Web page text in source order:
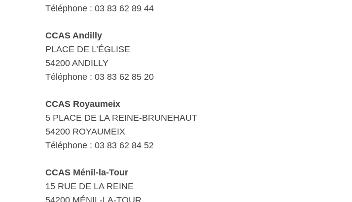
Téléphone : 03 83 62 89 44
CCAS Andilly
PLACE DE L’ÉGLISE
54200 ANDILLY
Téléphone : 03 83 62 85 20
CCAS Royaumeix
5 PLACE DE LA REINE-BRUNEHAUT
54200 ROYAUMEIX
Téléphone : 03 83 62 84 52
CCAS Ménil-la-Tour
15 RUE DE LA REINE
54200 MÉNIL-LA-TOUR